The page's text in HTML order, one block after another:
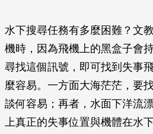
水下搜尋任務有多麼困難？文
機時，因為飛機上的黑盒子會
尋找這個訊號，即可找到失事
麼容易。一方面大海茫茫，要
談何容易；再者，水面下洋流
上真正的失事位置與機體在水